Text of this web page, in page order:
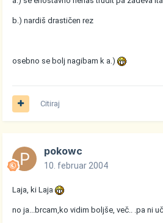
b.) nardiš drastičen rez
osebno se bolj nagibam k a.)
Citiraj
pokowc
10. februar 2004
Laja, ki Laja
no ja...brcam,ko vidim boljše, več.. .pa ni